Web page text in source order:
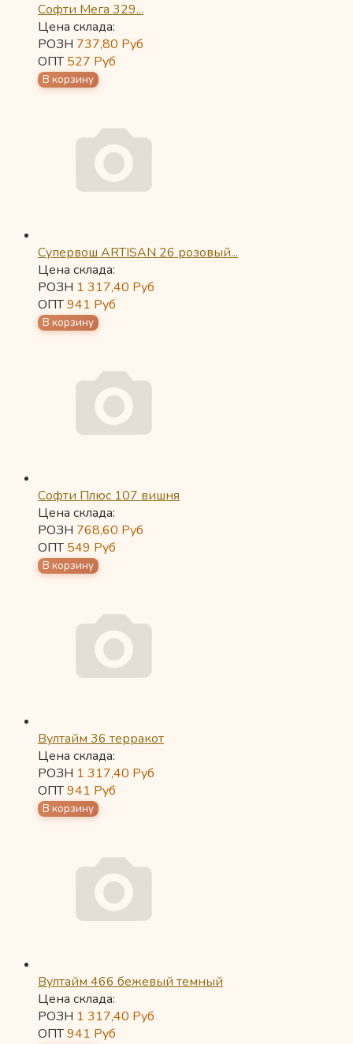
Софти Мега 329...
Цена склада:
РОЗН 737,80 Руб
ОПТ527 Руб
Супервош ARTISAN 26 розовый...
Цена склада:
РОЗН 1 317,40 Руб
ОПТ941 Руб
Софти Плюс 107 вишня
Цена склада:
РОЗН 768,60 Руб
ОПТ549 Руб
Вултайм 36 терракот
Цена склада:
РОЗН 1 317,40 Руб
ОПТ941 Руб
Вултайм 466 бежевый темный
Цена склада:
РОЗН 1 317,40 Руб
ОПТ941 Руб